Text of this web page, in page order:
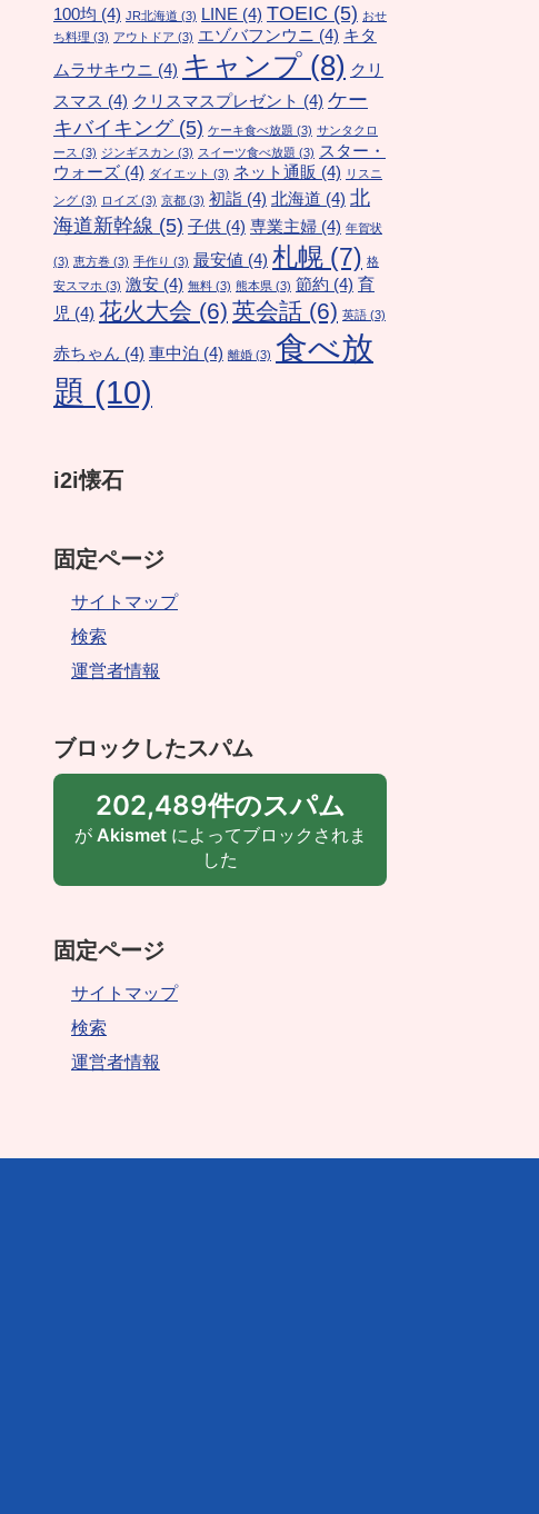
100均 (4) JR北海道 (3) LINE (4) TOEIC (5) おせ
ち料理 (3) アウトドア (3) エゾバフンウニ (4) キタ
ムラサキウニ (4) キャンプ (8) クリ
スマス (4) クリスマスプレゼント (4) ケー
キバイキング(5) ケーキ食べ放題 (3) サンタクロ
ース (3) ジンギスカン (3) スイーツ食べ放題 (3) スター・
ウォーズ (4) ダイエット (3) ネット通販 (4) リスニ
ング (3) ロイズ (3) 京都 (3) 初詣 (4) 北海道 (4) 北
海道新幹線 (5) 子供 (4) 専業主婦 (4) 年賀状
(3) 恵方巻 (3) 手作り (3) 最安値 (4) 札幌 (7) 格
安スマホ (3) 激安 (4) 無料 (3) 熊本県 (3) 節約 (4) 育
児 (4) 花火大会 (6) 英会話 (6) 英語 (3)
赤ちゃん (4) 車中泊 (4) 離婚 (3) 食べ放
題 (10)
i2i懐石
固定ページ
サイトマップ
検索
運営者情報
ブロックしたスパム
202,489件のスパム
が Akismetによってブロックされま
した
固定ページ
サイトマップ
検索
運営者情報